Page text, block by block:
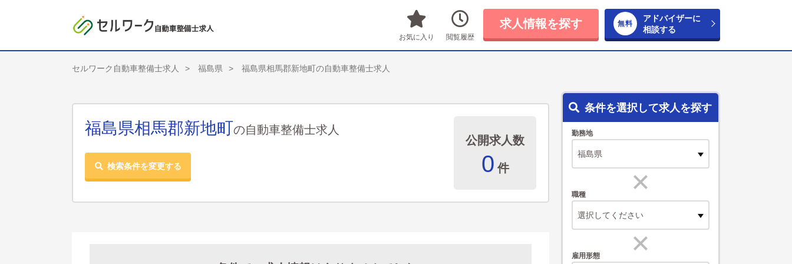
お気に入り 閲覧履歴
求人情報を探す
アドバイザーに
相談する
セルワーク自動車整備士求人 福島県 福島県相馬郡新地町の自動車整備士求人
福島県相馬郡新地町の自動車整備士求人
検索条件を変更する
公開求人数
0 件
条件を選択して求人を探す
勤務地
職種
選択してください
雇用形態